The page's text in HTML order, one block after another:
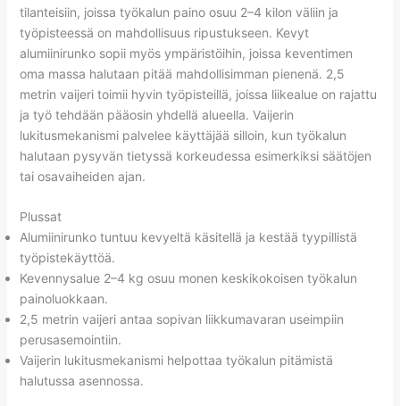
tilanteisiin, joissa työkalun paino osuu 2–4 kilon väliin ja
työpisteessä on mahdollisuus ripustukseen. Kevyt
alumiinirunko sopii myös ympäristöihin, joissa keventimen
oma massa halutaan pitää mahdollisimman pienenä. 2,5
metrin vaijeri toimii hyvin työpisteillä, joissa liikealue on rajattu
ja työ tehdään pääosin yhdellä alueella. Vaijerin
lukitusmekanismi palvelee käyttäjää silloin, kun työkalun
halutaan pysyvän tietyssä korkeudessa esimerkiksi säätöjen
tai osavaiheiden ajan.
Plussat
Alumiinirunko tuntuu kevyeltä käsitellä ja kestää tyypillistä
työpistekäyttöä.
Kevennysalue 2–4 kg osuu monen keskikokoisen työkalun
painoluokkaan.
2,5 metrin vaijeri antaa sopivan liikkumavaran useimpiin
perusasemointiin.
Vaijerin lukitusmekanismi helpottaa työkalun pitämistä
halutussa asennossa.